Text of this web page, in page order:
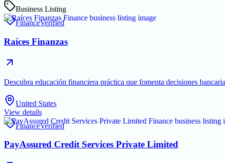
Business Listing
FinanceVerified
Raíces Finanzas
Descubra educación financiera práctica que fomenta decisiones
United States
View details
FinanceVerified
PayAssured Credit Services Private Limited